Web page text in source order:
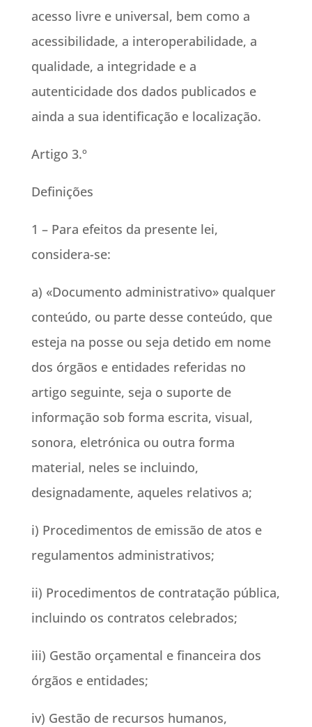
acesso livre e universal, bem como a
acessibilidade, a interoperabilidade, a
qualidade, a integridade e a
autenticidade dos dados publicados e
ainda a sua identificação e localização.
Artigo 3.º
Definições
1 – Para efeitos da presente lei,
considera-se:
a) «Documento administrativo» qualquer
conteúdo, ou parte desse conteúdo, que
esteja na posse ou seja detido em nome
dos órgãos e entidades referidas no
artigo seguinte, seja o suporte de
informação sob forma escrita, visual,
sonora, eletrónica ou outra forma
material, neles se incluindo,
designadamente, aqueles relativos a;
i) Procedimentos de emissão de atos e
regulamentos administrativos;
ii) Procedimentos de contratação pública,
incluindo os contratos celebrados;
iii) Gestão orçamental e financeira dos
órgãos e entidades;
iv) Gestão de recursos humanos,